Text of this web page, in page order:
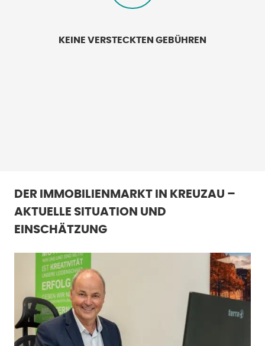
KEINE VERSTECKTEN GEBÜHREN
DER IMMOBILIENMARKT IN KREUZAU –
AKTUELLE SITUATION UND
EINSCHÄTZUNG